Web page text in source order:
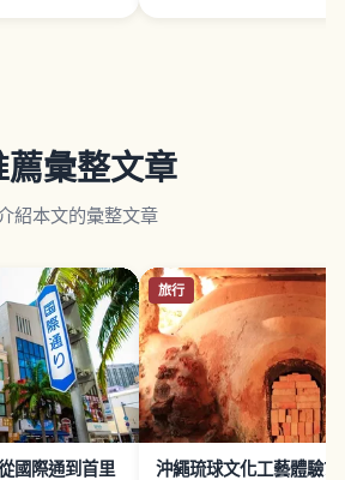
薦彙整文章
紹本文的彙整文章
國際通到首里
旅行
沖繩琉球文化工藝體驗7